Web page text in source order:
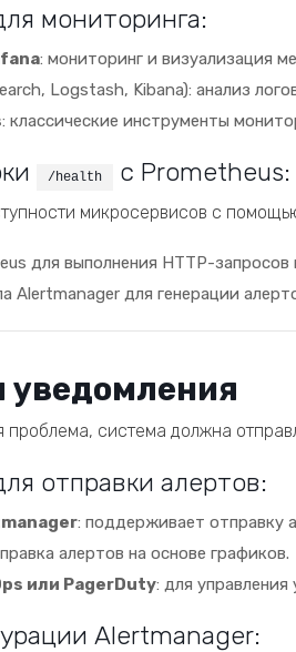
мониторинга:
: мониторинг и визуализация
Logstash, Kibana): анализ
: классические инструменты
/health с Prometheus:
микросервисов с
для выполнения HTTP-запросов
Alertmanager для генерации
уведомления
проблема, система должна
отправки алертов:
: поддерживает отправку
алертов на основе графиков.
или PagerDuty: для
Alertmanager: